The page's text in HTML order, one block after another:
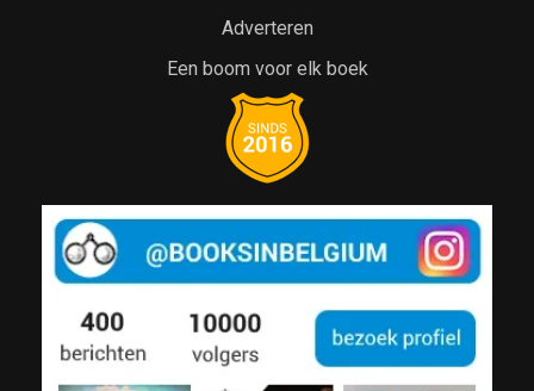
Adverteren
Een boom voor elk boek